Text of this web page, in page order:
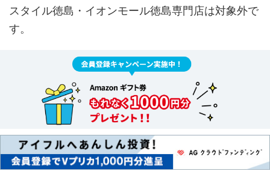
スタイル徳島・イオンモール徳島専門店は対象外で
す。